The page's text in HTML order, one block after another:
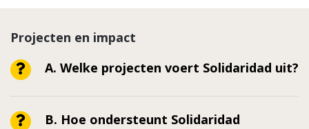
Projecten en impact
A. Welke projecten voert Solidaridad uit?
B. Hoe ondersteunt Solidaridad